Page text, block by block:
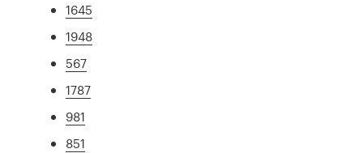
1645
1948
567
1787
981
851